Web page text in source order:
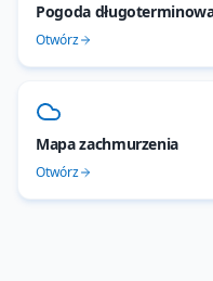
Pogoda
Otwórz
Mapa zachmurzenia
Otwórz